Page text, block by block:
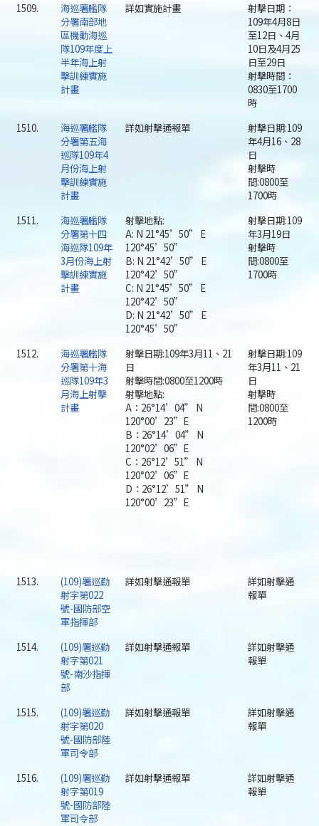
1509.
海巡署艦隊
分署南部地
區機動海巡
隊109年度上
半年海上射
擊訓練實施
計畫
詳如實施計畫
射擊日期：
109年4月8日
至12日、4月
10日及4月25
日至29日
射擊時間：
0830至1700
時
1510.
海巡署艦隊
分署第五海
巡隊109年4
月份海上射
擊訓練實施
計畫
詳如射擊通報單
射擊日期:109
年4月16、28
日
射擊時
間:0800至
1700時
1511.
海巡署艦隊
分署第十四
海巡隊109年
3月份海上射
擊訓練實施
計畫
射擊地點:
A: N 21°45’50” E
120°45’50”
B: N 21°42’50” E
120°42’50”
C: N 21°45’50” E
120°42’50”
D: N 21°42’50” E
120°45’50”
射擊日期:109
年3月19日
射擊時
間:0800至
1700時
1512.
海巡署艦隊
分署第十海
巡隊109年3
月海上射擊
計畫
射擊日期:109年3月11、21
日
射擊時間:0800至1200時
射擊地點:
A：26°14’04” N
120°00’23”E
B：26°14’04” N
120°02’06”E
C：26°12’51” N
120°02’06”E
D：26°12’51” N
120°00’23”E
射擊日期:109
年3月11、21
日
射擊時
間:0800至
1200時
1513.
(109)署巡勤
射字第022
號-國防部空
軍指揮部
詳如射擊通報單
詳如射擊通
報單
1514.
(109)署巡勤
射字第021
號-南沙指揮
部
詳如射擊通報單
詳如射擊通
報單
1515.
(109)署巡勤
射字第020
號-國防部陸
軍司令部
詳如射擊通報單
詳如射擊通
報單
1516.
(109)署巡勤
射字第019
號-國防部陸
軍司令部
詳如射擊通報單
詳如射擊通
報單